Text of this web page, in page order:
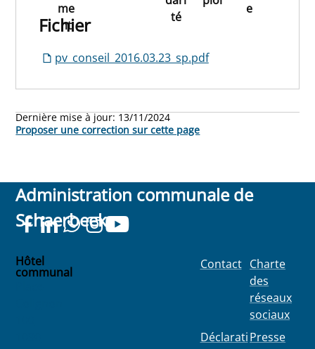
me
nt
té
e
Fichier
pv_conseil_2016.03.23_sp.pdf
Dernière mise à jour: 13/11/2024
Proposer une correction sur cette page
Administration communale de
Schaerbeek
Hôtel
communal
Contact
Déclarati
Charte
des
réseaux
sociaux
Presse